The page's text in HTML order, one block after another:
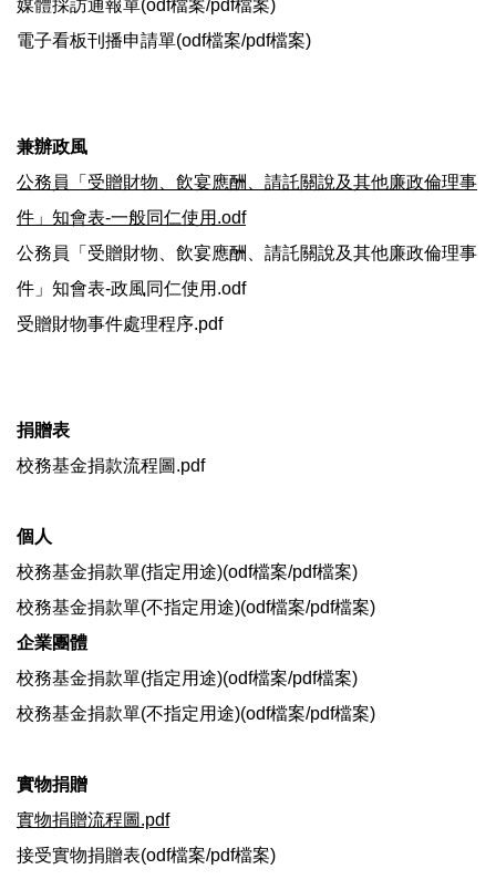
媒體採訪通報單(odf檔案/pdf檔案)
電子看板刊播申請單(odf檔案/pdf檔案)
兼辦政風
公務員「受贈財物、飲宴應酬、請託關說及其他廉政倫理事
件」知會表-一般同仁使用.odf
公務員「受贈財物、飲宴應酬、請託關說及其他廉政倫理事
件」知會表-政風同仁使用.odf
受贈財物事件處理程序.pdf
捐贈表
校務基金捐款流程圖.pdf
個人
校務基金捐款單(指定用途)(odf檔案/pdf檔案)
校務基金捐款單(不指定用途)(odf檔案/pdf檔案)
企業團體
校務基金捐款單(指定用途)(odf檔案/pdf檔案)
校務基金捐款單(不指定用途)(odf檔案/pdf檔案)
實物捐贈
實物捐贈流程圖.pdf
接受實物捐贈表(odf檔案/pdf檔案)